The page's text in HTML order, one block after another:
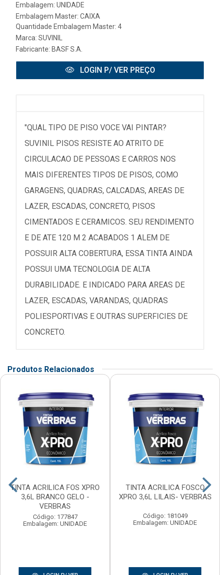
Embalagem: UNIDADE
Embalagem Master: CAIXA
Quantidade Embalagem Master: 4
Marca: SUVINIL
Fabricante: BASF S.A.
LOGIN P/ VER PREÇO
"QUAL TIPO DE PISO VOCE VAI PINTAR?
SUVINIL PISOS RESISTE AO ATRITO DE
CIRCULACAO DE PESSOAS E CARROS NOS
MAIS DIFERENTES TIPOS DE PISOS, COMO
GARAGENS, QUADRAS, CALCADAS, AREAS DE
LAZER, ESCADAS, CONCRETO, PISOS
CIMENTADOS E CERAMICOS. SEU RENDIMENTO
E DE ATE 120 M 2 ACABADOS 1 ALEM DE
POSSUIR ALTA COBERTURA, ESSA TINTA AINDA
POSSUI UMA TECNOLOGIA DE ALTA
DURABILIDADE. E INDICADO PARA AREAS DE
LAZER, ESCADAS, VARANDAS, QUADRAS
POLIESPORTIVAS E OUTRAS SUPERFICIES DE
CONCRETO.
Produtos Relacionados
TINTA ACRILICA FOS XPRO
3,6L BRANCO GELO -
VERBRAS
Código: 177847
Embalagem: UNIDADE
TINTA ACRILICA FOSCO
XPRO 3,6L LILAIS- VERBRAS
Código: 181049
Embalagem: UNIDADE